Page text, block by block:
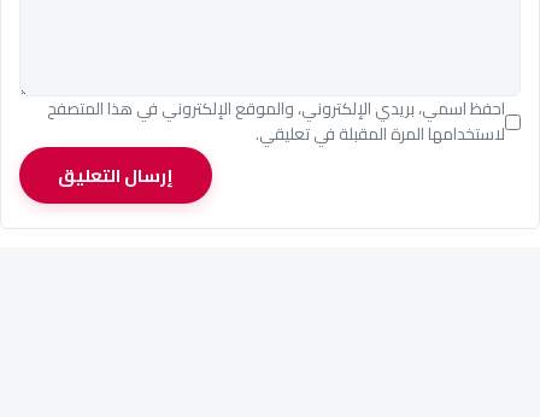
احفظ اسمي، بريدي الإلكتروني، والموقع الإلكتروني في هذا المتصفح
لاستخدامها المرة المقبلة في تعليقي.
إرسال التعليق